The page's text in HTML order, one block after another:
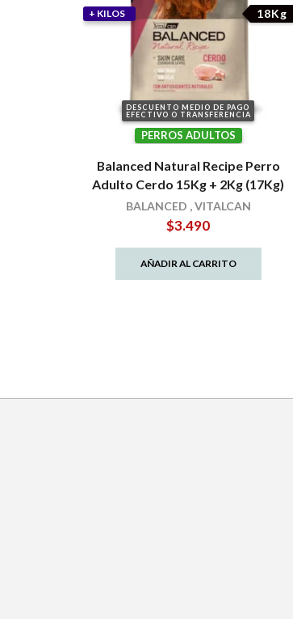
DESCUENTO MEDIO DE PAGO
EFECTIVO O TRANSFERENCIA
18Kg
+ KILOS
PERROS ADULTOS
Balanced Natural Recipe Perro
Adulto Cerdo 15Kg + 2Kg (17Kg)
BALANCED ,VITALCAN
$3.490
AÑADIR AL CARRITO